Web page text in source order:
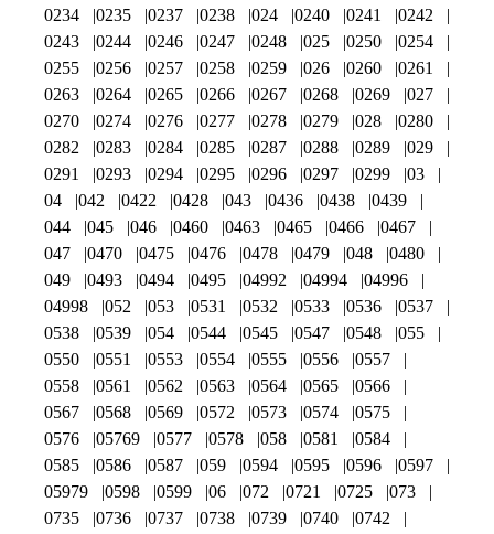
0234 0235 0237 0238 024 0240 0241
0242
0243
0244 0246 0247 0248 025 0250
0254
0255
0256 0257 0258 0259 026 0260
0261
0263
0264 0265 0266 0267 0268 0269
027
0270
0274 0276 0277 0278 0279 028
0280
0282
0283 0284 0285 0287 0288 0289
029
0291
0293 0294 0295 0296 0297 0299
03
04
042 0422 0428 043 0436 0438
0439
044
045 046 0460 0463 0465 0466
0467
047
0470 0475 0476 0478 0479 048
0480
049
0493 0494 0495 04992 04994
04996
04998
052 053 0531 0532 0533 0536
0537
0538
0539 054 0544 0545 0547 0548
055
0550
0551 0553 0554 0555 0556
0557
0558
0561 0562 0563 0564 0565
0566
0567
0568 0569 0572 0573 0574
0575
0576
05769 0577 0578 058 0581
0584
0585
0586 0587 059 0594 0595 0596
0597
05979
0598 0599 06 072 0721 0725
073
0735
0736 0737 0738 0739 0740
0742